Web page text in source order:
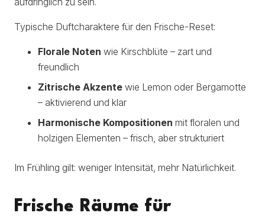
Typische Duftcharaktere für den Frische-Reset:
Florale Noten wie Kirschblüte – zart und
freundlich
Zitrische Akzente wie Lemon oder Bergamotte
– aktivierend und klar
Harmonische Kompositionen mit floralen und
holzigen Elementen – frisch, aber strukturiert
Im Frühling gilt: weniger Intensität, mehr Natürlichkeit.
Frische Räume für